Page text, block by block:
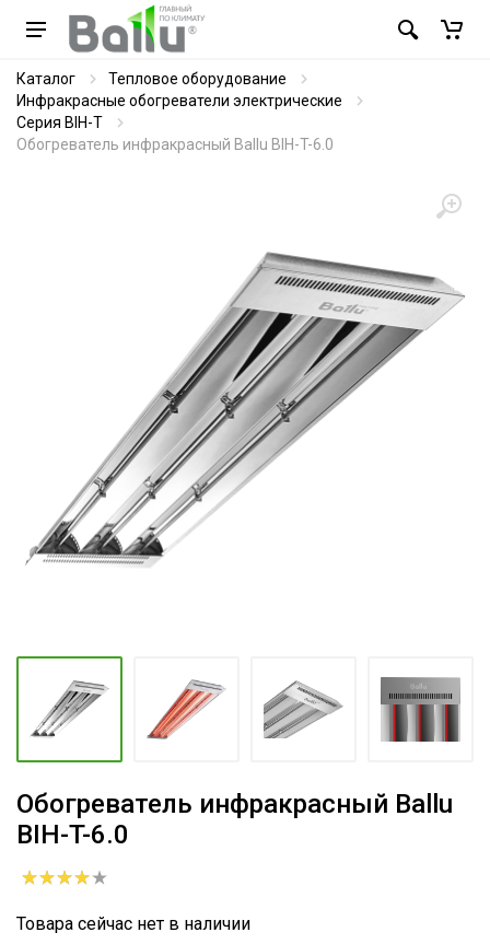
Каталог
Тепловое оборудование
Инфракрасные обогреватели электрические
Серия BIH-T
Обогреватель инфракрасный Ballu BIH-T-6.0
Обогреватель инфракрасный Ballu
BIH-T-6.0
Товара сейчас нет в наличии